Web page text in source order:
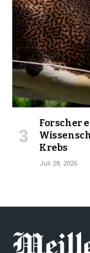
Forscher
Krebs
Juli 28, 2026